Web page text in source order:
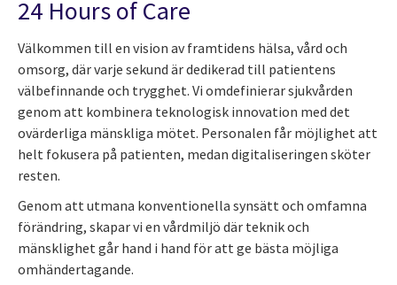
24 Hours of Care
Välkommen till en vision av framtidens hälsa, vård och
omsorg, där varje sekund är dedikerad till patientens
välbefinnande och trygghet. Vi omdefinierar sjukvården
genom att kombinera teknologisk innovation med det
ovärderliga mänskliga mötet. Personalen får möjlighet att
helt fokusera på patienten, medan digitaliseringen sköter
resten.
Genom att utmana konventionella synsätt och omfamna
förändring, skapar vi en vårdmiljö där teknik och
mänsklighet går hand i hand för att ge bästa möjliga
omhändertagande.